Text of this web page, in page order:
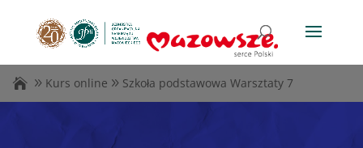
Kurs online Szkoła podstawowa Warsztaty 7